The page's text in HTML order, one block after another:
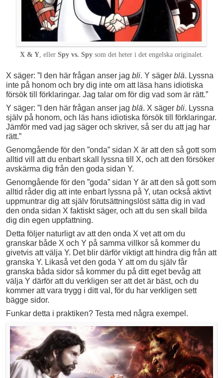
X & Y, eller Spy vs. Spysom det heter i det engelska originalet.
X säger: ”I den här frågan anser jag bli. Y säger blä. Lyssna
inte på honom och bry dig inte om att läsa hans idiotiska
försök till förklaringar. Jag talar om för dig vad som är rätt.”
Y säger: ”I den här frågan anser jag blä. X säger bli. Lyssna
själv på honom, och läs hans idiotiska försök till förklaringar.
Jämför med vad jag säger och skriver, så ser du att jag har
rätt.”
Genomgående för den ”onda” sidan X är att den så gott som
alltid vill att du enbart skall lyssna till X, och att den försöker
avskärma dig från den goda sidan Y.
Genomgående för den ”goda” sidan Y är att den så gott som
alltid råder dig att inte enbart lyssna på Y, utan också aktivt
uppmuntrar dig att själv förutsättningslöst sätta dig in vad
den onda sidan X faktiskt säger, och att du sen skall bilda
dig din egen uppfattning.
Detta följer naturligt av att den onda X vet att om du
granskar både X och Y på samma villkor så kommer du
givetvis att välja Y. Det blir därför viktigt att hindra dig från att
granska Y. Likaså vet den goda Y att om du själv får
granska båda sidor så kommer du på ditt eget bevåg att
välja Y därför att du verkligen ser att det är bäst, och du
kommer att vara trygg i ditt val, för du har verkligen sett
bägge sidor.
Funkar detta i praktiken? Testa med några exempel.